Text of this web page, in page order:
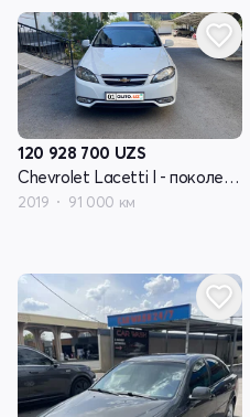
120 928 700 UZS
Chevrolet Lacetti I - поколение рестайлинг
2019 91 000 км